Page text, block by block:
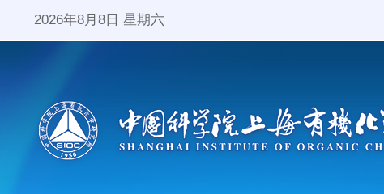
2026年8月8日 星期六